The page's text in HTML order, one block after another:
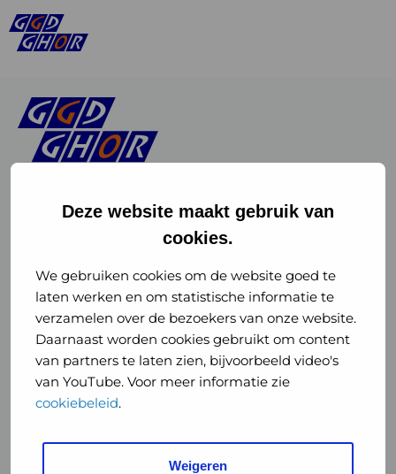
Deze website maakt gebruik van
cookies.
We gebruiken cookies om de website goed te
laten werken en om statistische informatie te
verzamelen over de bezoekers van onze website.
Daarnaast worden cookies gebruikt om content
van partners te laten zien, bijvoorbeeld video's
van YouTube. Voor meer informatie zie
cookiebeleid.
Weigeren
of
GGD
GHOR
Nederland
Instagram
of
GGD
GHOR
Nederland
GGD Reizen op social media
GGD Reizen